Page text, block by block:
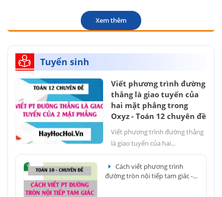
Xem thêm
Tuyển sinh
Viết phương trình đường
thẳng là giao tuyến của
hai mặt phẳng trong
Oxyz - Toán 12 chuyên đề
Viết phương trình đường thẳng
là giao tuyến của hai...
Cách viết phương trình
đường tròn nội tiếp tam giác -...